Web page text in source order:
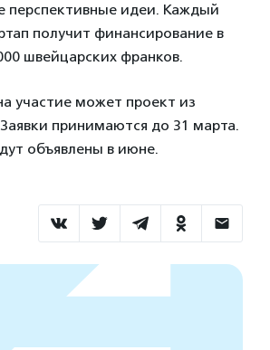
перспективные идеи. Каждый
получит финансирование в
швейцарских франков.
участие может проект из
принимаются до 31 марта.
объявлены в июне.